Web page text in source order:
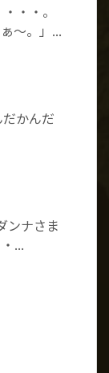
・・。
～。」...
かんだ
ンナさま
...